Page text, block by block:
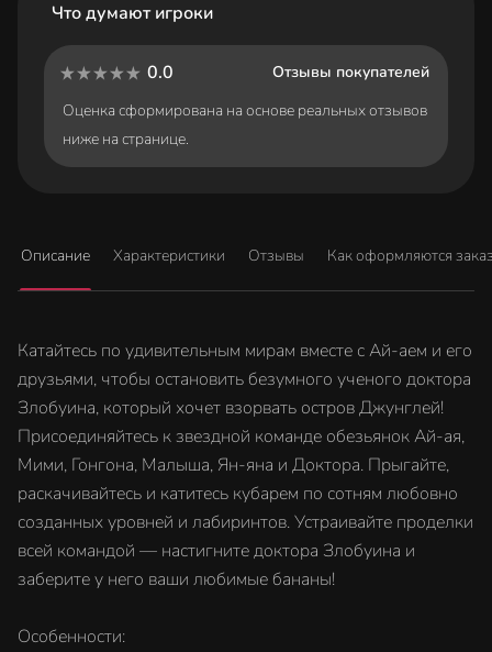
Что думают игроки
0.0
Отзывы покупателей
Оценка сформирована на основе реальных отзывов
ниже на странице.
Описание Характеристики Отзывы Как оформляются
Катайтесь по удивительным мирам вместе с Ай-аем и его
друзьями, чтобы остановить безумного ученого доктора
Злобуина, который хочет взорвать остров Джунглей!
Присоединяйтесь к звездной команде обезьянок Ай-ая,
Мими, Гонгона, Малыша, Ян-яна и Доктора. Прыгайте,
раскачивайтесь и катитесь кубарем по сотням любовно
созданных уровней и лабиринтов. Устраивайте проделки
всей командой — настигните доктора Злобуина и
заберите у него ваши любимые бананы!
Особенности: